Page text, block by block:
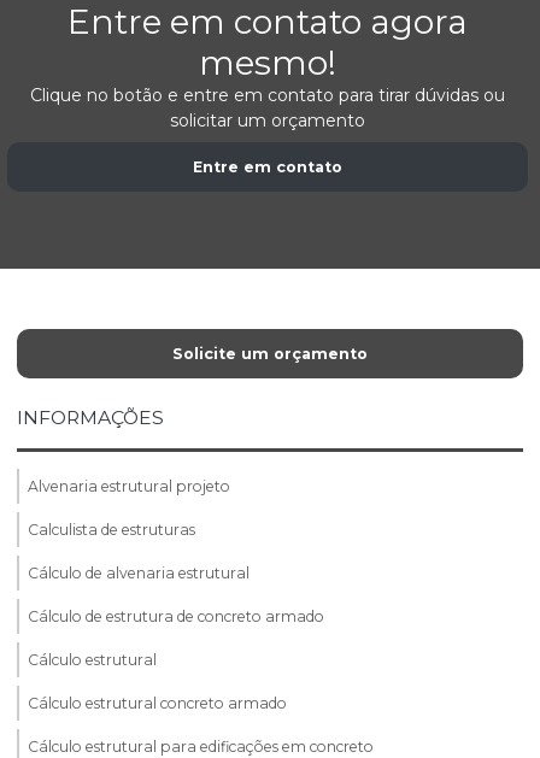
Entre em contato agora
mesmo!
Clique no botão e entre em contato para tirar dúvidas ou
solicitar um orçamento
Entre em contato
Solicite um orçamento
INFORMAÇÕES
Alvenaria estrutural projeto
Calculista de estruturas
Cálculo de alvenaria estrutural
Cálculo de estrutura de concreto armado
Cálculo estrutural
Cálculo estrutural concreto armado
Cálculo estrutural para edificações em concreto